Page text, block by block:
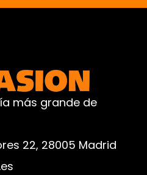
más grande de
22, 28005 Madrid